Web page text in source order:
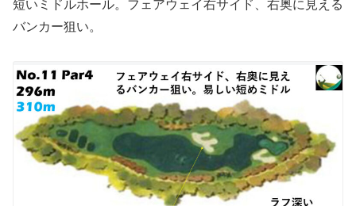
短いミドルホール。フェアウェイ右サイド、右奥に見える
バンカー狙い。